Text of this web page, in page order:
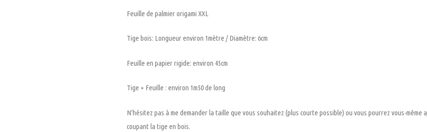
Feuille de palmier origami XXL
Tige bois: Longueur environ 1mètre / Diamètre: 6cm
Feuille en papier rigide: environ 45cm
Tige + Feuille : environ 1m50 de long
N’hésitez pas à me demander la taille que vous souhaitez (plus courte possible) ou vous pourrez vous-
coupant la tige en bois.